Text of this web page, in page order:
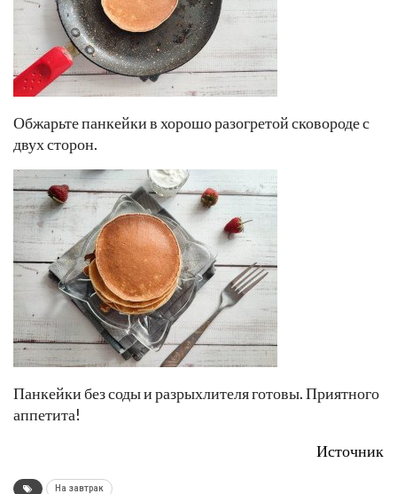
Обжарьте панкейки в хорошо разогретой сковороде с
двух сторон.
Панкейки без соды и разрыхлителя готовы. Приятного
аппетита!
Источник
На завтрак